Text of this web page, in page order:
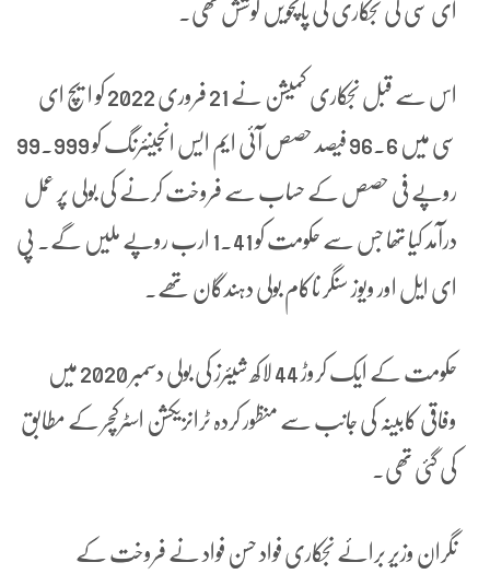
ای سی کی نجکاری کی پانچویں کوشش تھی۔
اس سے قبل نجکاری کمیشن نے 21 فروری 2022 کو ایچ ای
سی میں 96.6 فیصد حصص آئی ایم ایس انجینئرنگ کو 99.999
روپے فی حصص کے حساب سے فروخت کرنے کی بولی پر عمل
درآمد کیا تھا جس سے حکومت کو 1.41 ارب روپے ملیں گے۔ پی
ای ایل اور ویوز سنگر ناکام بولی دہندگان تھے۔
حکومت کے ایک کروڑ 44 لاکھ شیئرز کی بولی دسمبر 2020 میں
وفاقی کابینہ کی جانب سے منظور کردہ ٹرانزیکشن اسٹرکچر کے مطابق
کی گئی تھی۔
نگران وزیر برائے نجکاری فواد حسن فواد نے فروخت کے